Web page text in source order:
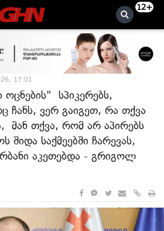
12+
17:01
სპიკერებს,
ვერ გაიგეთ, რა თქვა
მან თქვა, რომ არ აპირებს
შიდა საქმეებში ჩარევას,
აკეთებდა - გრიგოლ